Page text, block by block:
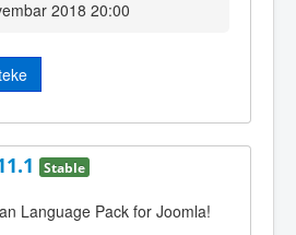
2018 20:00
Stable
Language Pack for Joomla!